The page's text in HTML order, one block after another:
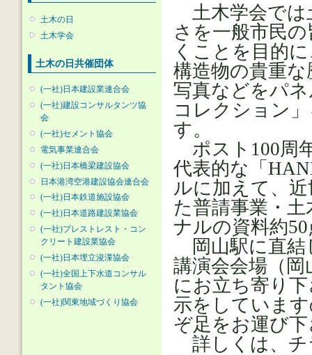
土木の日
土木学会
土木の日共催団体
(一社)日本建設業連合会
(一社)建設コンサルタンツ協
会
(一社)セメント協会
電気事業連合会
(一社)日本橋梁建設協会
日本港湾空港建設協会連合会
(一社)日本鉄道施設協会
(一社)日本道路建設業協会
(一社)プレストレスト・コン
クリート建設業協会
(一社)日本埋立浚渫協会
(一社)全国上下水道コンサル
タント協会
(一社)関東地域づくり協会
土木学会では
さを一般市民
くことを目的
構造物の貴重
写真などをパ
コレクション
す。
ポスト100周
代表的な「
ルに加えて、
た普請事業・
ナルの資料約
岡山駅に直結
講演会会場（
にお立ち寄り
示をしていま
ぞ足をお運び
詳しくは、チ